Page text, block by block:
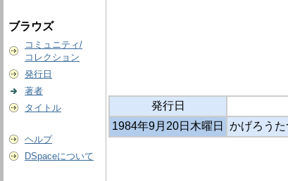
ブラウズ
コミュニティ/
コレクション
発行日
著者
タイトル
ヘルプ
DSpaceについて
発行日
1984年9月20日木曜日
かげろう